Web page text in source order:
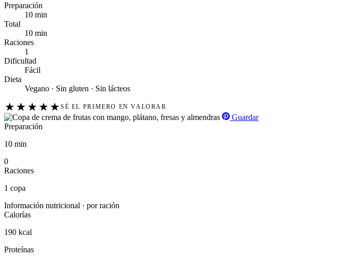
Preparación
10 min
Total
10 min
Raciones
1
Dificultad
Fácil
Dieta
Vegano · Sin gluten · Sin lácteos
★ ★ ★ ★ ★ SÉ EL PRIMERO EN VALORAR
Guardar
Preparación
10 min
0
Raciones
1 copa
Información nutricional · por ración
Calorías
190 kcal
Proteínas